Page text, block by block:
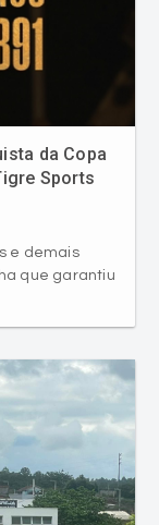
da Copa
Sports
e demais
que garantiu